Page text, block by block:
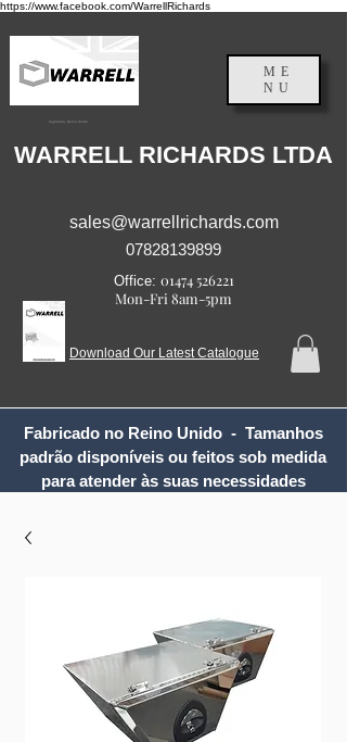
https://www.facebook.com/WarrellRichards
Inglaterra, Reino Unido
ME
NU
WARRELL RICHARDS LTDA
sales@warrellrichards.com
07828139899
Office: 01474 526221
Mon-Fri 8am-5pm
Download Our Latest Catalogue
Fabricado no Reino Unido - Tamanhos
padrão disponíveis ou feitos sob medida
para atender às suas necessidades